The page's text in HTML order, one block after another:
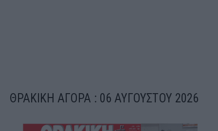
ΘΡΑΚΙΚΗ ΑΓΟΡΑ : 06 ΑΥΓΟΥΣΤΟΥ 2026